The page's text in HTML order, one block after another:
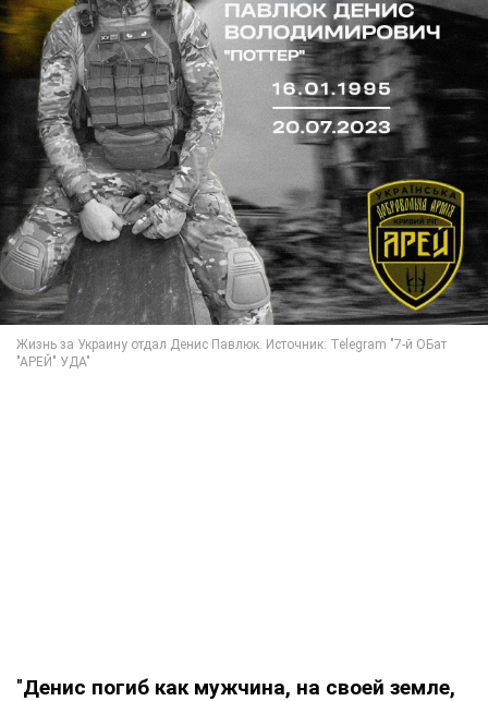
"Денис погиб как мужчина, на своей земле,